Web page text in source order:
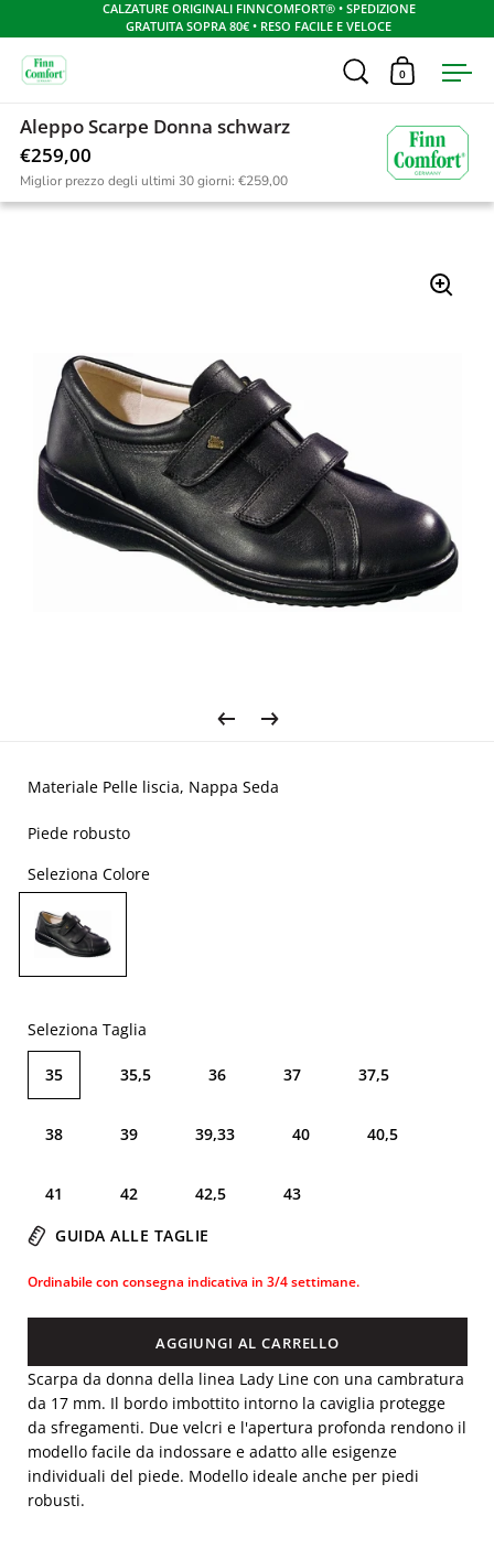
Skip to content
CALZATURE ORIGINALI FINNCOMFORT® • SPEDIZIONE
GRATUITA SOPRA 80€ • RESO FACILE E VELOCE
Apri ricerca
Apri
0
Home / Catalogo / Aleppo Donna Nappa Seda schwarz
Aleppo Scarpe Donna schwarz
€259,00
Miglior prezzo degli ultimi 30 giorni: €259,00
Materiale Pelle liscia, Nappa Seda
Piede robusto
Seleziona Taglia
35 35,5 36 37 37,5
38 39 39,33 40 40,5
41 42 42,5
43
GUIDA ALLE TAGLIE
Seleziona Colore
Ordinabile con consegna indicativa in 3/4 settimane.
AGGIUNGI AL CARRELLO
Scarpa da donna della linea Lady Line con una cambratura
da 17 mm. Il bordo imbottito intorno la caviglia protegge
da sfregamenti. Due velcri e l'apertura profonda rendono il
modello facile da indossare e adatto alle esigenze
individuali del piede. Modello ideale anche per piedi
robusti.